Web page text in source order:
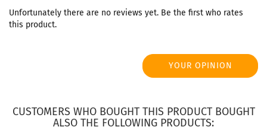
Unfortunately there are no reviews yet. Be the first who rates
this product.
YOUR OPINION
CUSTOMERS WHO BOUGHT THIS PRODUCT BOUGHT
ALSO THE FOLLOWING PRODUCTS: